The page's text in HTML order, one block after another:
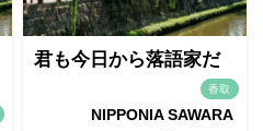
君も今日から落語家だ
香取
NIPPONIA SAWARA